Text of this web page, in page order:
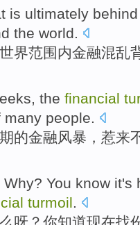
is ultimately behind
the world.
世界范围内金融混乱
, the financial
many people.
的金融风暴 ，惹来
Why? You know it's
turmoil
呀？ 你知道现在找